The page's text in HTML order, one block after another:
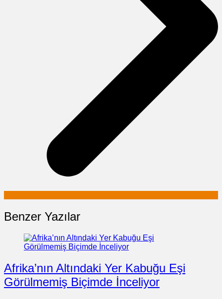
Benzer Yazılar
Afrika’nın Altındaki Yer Kabuğu Eşi
Görülmemiş Biçimde İnceliyor